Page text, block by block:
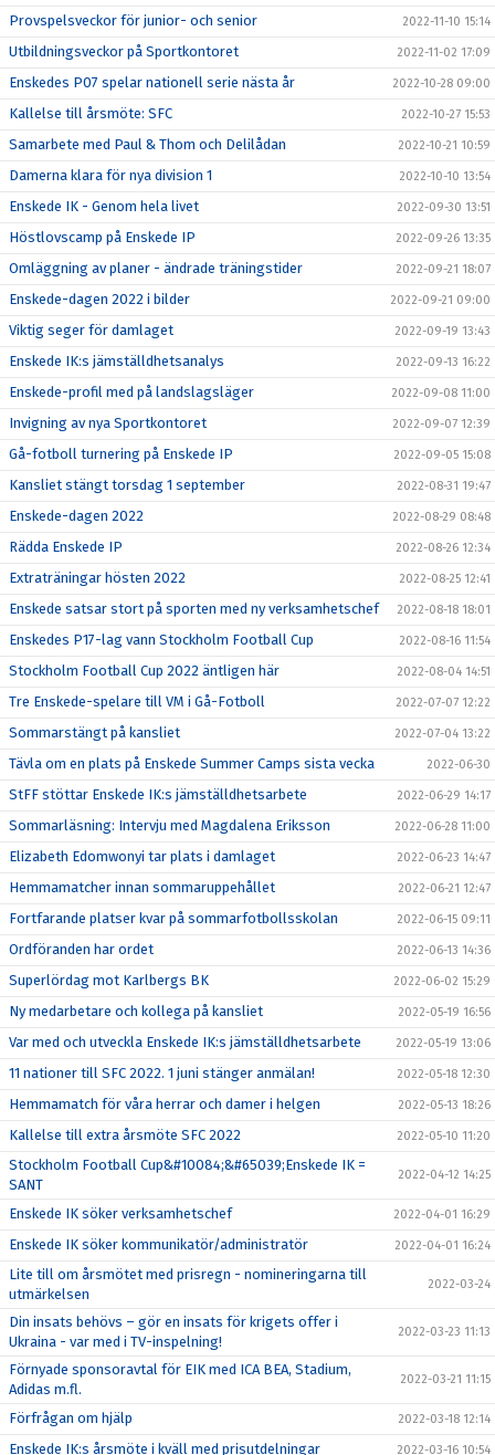
Provspelsveckor för junior- och senior 2022-11-10 15:14
Utbildningsveckor på Sportkontoret 2022-11-02 17:09
Enskedes P07 spelar nationell serie nästa år 2022-10-28 09:00
Kallelse till årsmöte: SFC 2022-10-27 15:53
Samarbete med Paul & Thom och Delilådan 2022-10-21 10:59
Damerna klara för nya division 1 2022-10-10 13:54
Enskede IK - Genom hela livet 2022-09-30 13:51
Höstlovscamp på Enskede IP 2022-09-26 13:35
Omläggning av planer - ändrade träningstider 2022-09-21 18:07
Enskede-dagen 2022 i bilder 2022-09-21 09:00
Viktig seger för damlaget 2022-09-19 13:43
Enskede IK:s jämställdhetsanalys 2022-09-13 16:22
Enskede-profil med på landslagsläger 2022-09-08 11:00
Invigning av nya Sportkontoret 2022-09-07 12:39
Gå-fotboll turnering på Enskede IP 2022-09-05 15:08
Kansliet stängt torsdag 1 september 2022-08-31 19:47
Enskede-dagen 2022 2022-08-29 08:48
Rädda Enskede IP 2022-08-26 12:34
Extraträningar hösten 2022 2022-08-25 12:41
Enskede satsar stort på sporten med ny verksamhetschef 2022-08-18 18:01
Enskedes P17-lag vann Stockholm Football Cup 2022-08-16 11:54
Stockholm Football Cup 2022 äntligen här 2022-08-04 14:51
Tre Enskede-spelare till VM i Gå-Fotboll 2022-07-07 12:22
Sommarstängt på kansliet 2022-07-04 13:22
Tävla om en plats på Enskede Summer Camps sista vecka 2022-06-30
StFF stöttar Enskede IK:s jämställdhetsarbete 2022-06-29 14:17
Sommarläsning: Intervju med Magdalena Eriksson 2022-06-28 11:00
Elizabeth Edomwonyi tar plats i damlaget 2022-06-23 14:47
Hemmamatcher innan sommaruppehållet 2022-06-21 12:47
Fortfarande platser kvar på sommarfotbollsskolan 2022-06-15 09:11
Ordföranden har ordet 2022-06-13 14:36
Superlördag mot Karlbergs BK 2022-06-02 15:29
Ny medarbetare och kollega på kansliet 2022-05-19 16:56
Var med och utveckla Enskede IK:s jämställdhetsarbete 2022-05-19 13:06
11 nationer till SFC 2022. 1 juni stänger anmälan! 2022-05-18 12:30
Hemmamatch för våra herrar och damer i helgen 2022-05-13 18:26
Kallelse till extra årsmöte SFC 2022 2022-05-10 11:20
Stockholm Football Cup&#10084;&#65039;Enskede IK =
SANT
2022-04-12 14:25
Enskede IK söker verksamhetschef 2022-04-01 16:29
Enskede IK söker kommunikatör/administratör 2022-04-01 16:24
Lite till om årsmötet med prisregn - nomineringarna till
utmärkelsen
2022-03-24
Din insats behövs – gör en insats för krigets offer i
Ukraina - var med i TV-inspelning!
2022-03-23 11:13
Förnyade sponsoravtal för EIK med ICA BEA, Stadium,
Adidas m.fl.
2022-03-21 11:15
Förfrågan om hjälp 2022-03-18 12:14
Enskede IK:s årsmöte i kväll med prisutdelningar 2022-03-16 10:54